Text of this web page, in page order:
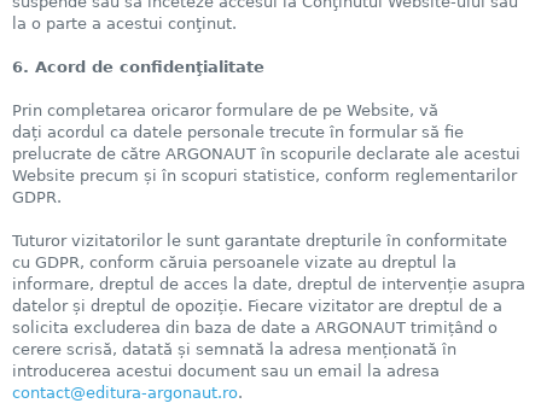
la o parte a acestui conţinut.
6. Acord de confidenţialitate
Prin completarea oricaror formulare de pe Website, vă
dați acordul ca datele personale trecute în formular să fie
prelucrate de către ARGONAUT în scopurile declarate ale acestui
Website precum și în scopuri statistice, conform reglementarilor
GDPR.
Tuturor vizitatorilor le sunt garantate drepturile în conformitate
cu GDPR, conform căruia persoanele vizate au dreptul la
informare, dreptul de acces la date, dreptul de intervenție asupra
datelor și dreptul de opoziție. Fiecare vizitator are dreptul de a
solicita excluderea din baza de date a ARGONAUT trimițând o
cerere scrisă, datată și semnată la adresa menționată în
introducerea acestui document sau un email la adresa
contact@editura-argonaut.ro.